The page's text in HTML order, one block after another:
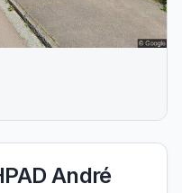
André